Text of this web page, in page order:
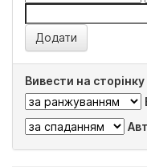
Вивести на сторінку